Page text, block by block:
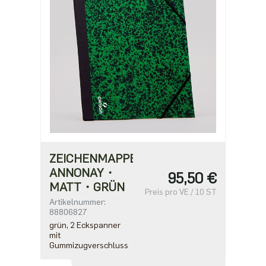
ZEICHENMAPPE
ANNONAY・
MATT・GRÜN
Artikelnummer:
88806827
grün, 2 Eckspanner
mit
Gummizugverschluss
95,50 €
Preis pro VE / 10 ST